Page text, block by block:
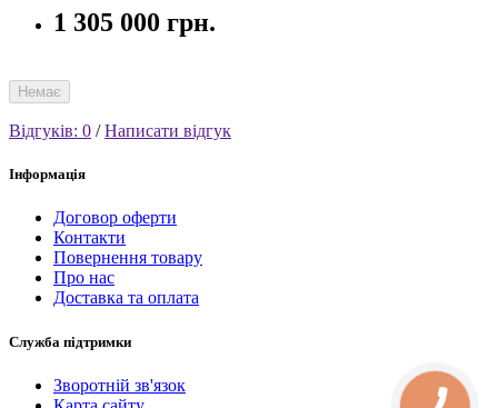
1 305 000 грн.
Немає
Відгуків: 0 /Написати відгук
Інформація
Договор оферти
Контакти
Повернення товару
Про нас
Доставка та оплата
Служба підтримки
Зворотній зв'язок